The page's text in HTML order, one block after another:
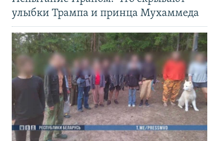
улыбки Трампа и принца Мухаммеда